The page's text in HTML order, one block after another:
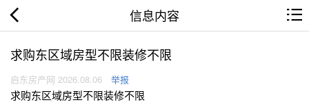
信息内容
求购东区域房型不限装修不限
启东房产网 2026.08.06 举报
求购东区域房型不限装修不限